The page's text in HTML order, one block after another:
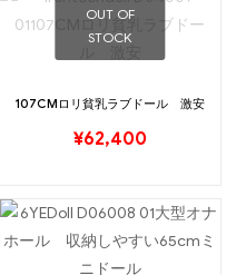
OUT OF
STOCK
107CMロリ貧乳ラブドール 激安
¥62,400